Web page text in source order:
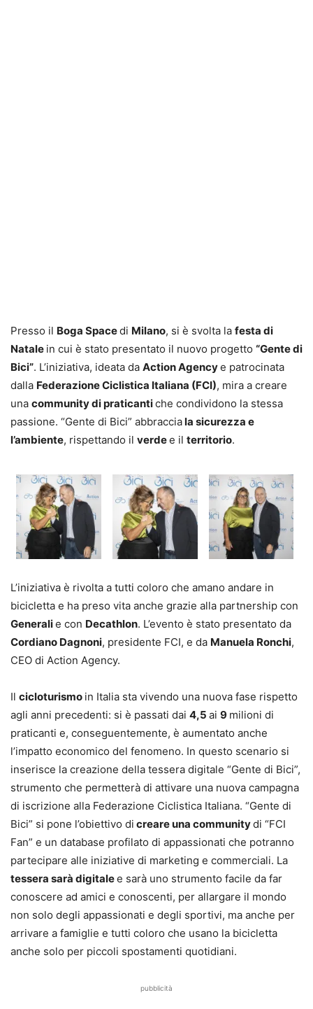
Presso il Boga Spacedi Milano, si è svolta la festa di
Natale in cui è stato presentato il nuovo progetto “Gente di
Bici”. L’iniziativa, ideata da Action Agencye patrocinata
dalla Federazione Ciclistica Italiana (FCI), mira a creare
una community di praticantiche condividono la stessa
passione. “Gente di Bici” abbracciala sicurezza e
l’ambiente, rispettando il verdee il territorio.
L’iniziativa è rivolta a tutti coloro che amano andare in
bicicletta e ha preso vita anche grazie alla partnership con
Generalie con Decathlon. L’evento è stato presentato da
Cordiano Dagnoni, presidente FCI, e da Manuela Ronchi,
CEO di Action Agency.
Il cicloturismo in Italia sta vivendo una nuova fase rispetto
agli anni precedenti: si è passati dai 4,5 ai 9 milioni di
praticanti e, conseguentemente, è aumentato anche
l’impatto economico del fenomeno. In questo scenario si
inserisce la creazione della tessera digitale “Gente di Bici”,
strumento che permetterà di attivare una nuova campagna
di iscrizione alla Federazione Ciclistica Italiana. “Gente di
Bici” si pone l’obiettivo di creare una communitydi “FCI
Fan” e un database profilato di appassionati che potranno
partecipare alle iniziative di marketing e commerciali. La
tessera sarà digitalee sarà uno strumento facile da far
conoscere ad amici e conoscenti, per allargare il mondo
non solo degli appassionati e degli sportivi, ma anche per
arrivare a famiglie e tutti coloro che usano la bicicletta
anche solo per piccoli spostamenti quotidiani.
pubblicità